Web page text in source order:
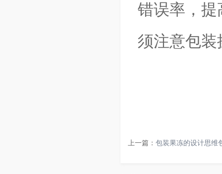
错误率，
须注意包
上一篇： 包装果冻的设计思维